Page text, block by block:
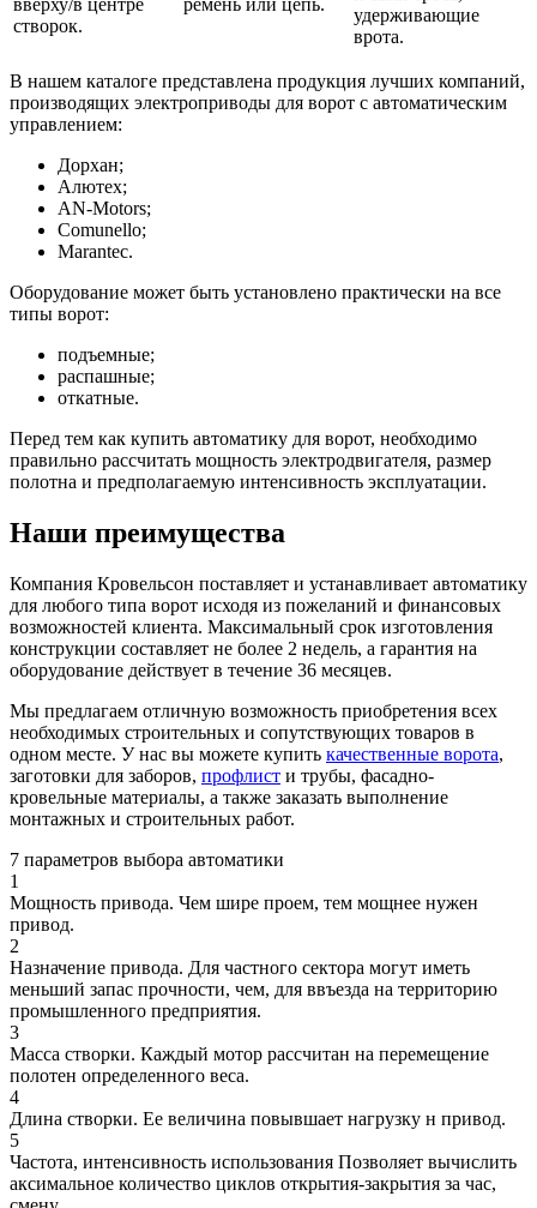
створок.
удерживающие
врота.
В нашем каталоге представлена продукция лучших компаний,
производящих электроприводы для ворот с автоматическим
управлением:
Дорхан;
Алютех;
AN-Motors;
Comunello;
Marantec.
Оборудование может быть установлено практически на все
типы ворот:
подъемные;
распашные;
откатные.
Перед тем как купить автоматику для ворот, необходимо
правильно рассчитать мощность электродвигателя, размер
полотна и предполагаемую интенсивность эксплуатации.
Наши преимущества
Компания Кровельсон поставляет и устанавливает автоматику
для любого типа ворот исходя из пожеланий и финансовых
возможностей клиента. Максимальный срок изготовления
конструкции составляет не более 2 недель, а гарантия на
оборудование действует в течение 36 месяцев.
Мы предлагаем отличную возможность приобретения всех
необходимых строительных и сопутствующих товаров в
одном месте. У нас вы можете купить качественные ворота,
заготовки для заборов, профлист и трубы, фасадно-
кровельные материалы, а также заказать выполнение
монтажных и строительных работ.
7 параметров выбора автоматики
1
Мощность привода. Чем шире проем, тем мощнее нужен
привод.
2
Назначение привода. Для частного сектора могут иметь
меньший запас прочности, чем, для ввъезда на территорию
промышленного предприятия.
3
Масса створки. Каждый мотор рассчитан на перемещение
полотен определенного веса.
4
Длина створки. Ее величина повывшает нагрузку н привод.
5
Частота, интенсивность использования Позволяет вычислить
аксимальное количество циклов открытия-закрытия за час,